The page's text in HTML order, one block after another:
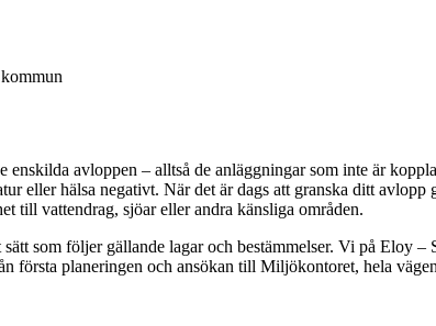
avloppen – alltså de anläggningar som inte är
eller hälsa negativt. När det är dags att granska ditt
till vattendrag, sjöar eller andra känsliga områden.
som följer gällande lagar och bestämmelser. Vi på
första planeringen och ansökan till Miljökontoret, hela